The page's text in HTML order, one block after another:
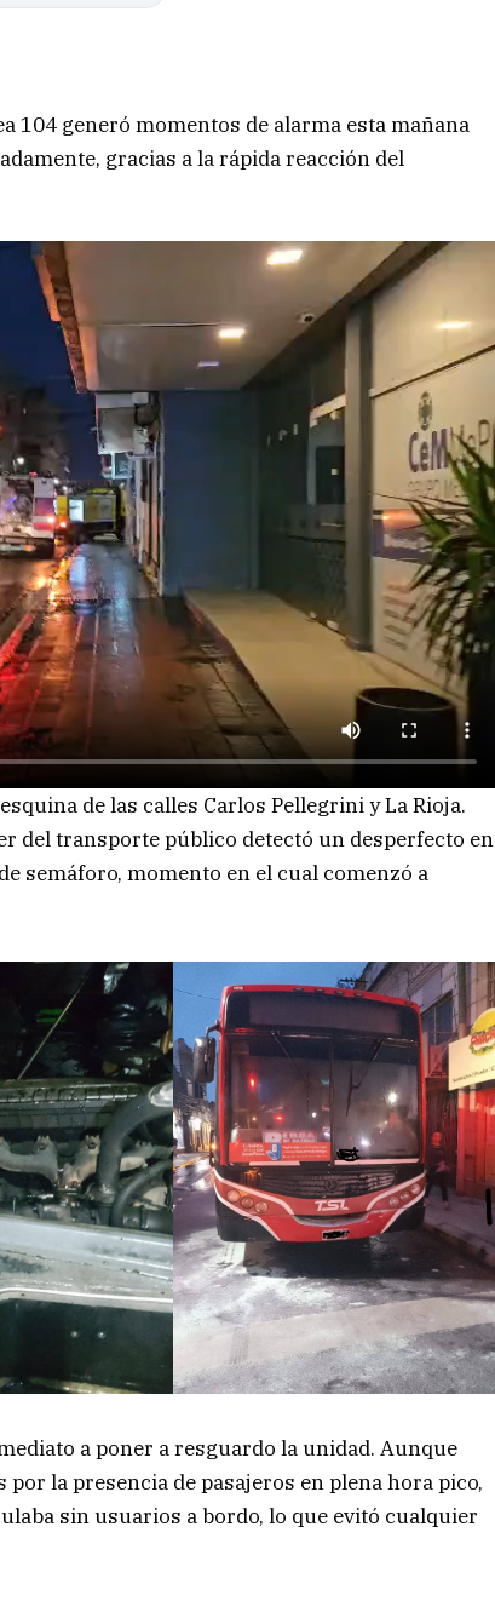
104 generó momentos de alarma esta mañana
gracias a la rápida reacción del
de las calles Carlos Pellegrini y La Rioja.
del transporte público detectó un desperfecto en
semáforo, momento en el cual comenzó a
a poner a resguardo la unidad. Aunque
la presencia de pasajeros en plena hora pico,
sin usuarios a bordo, lo que evitó cualquier